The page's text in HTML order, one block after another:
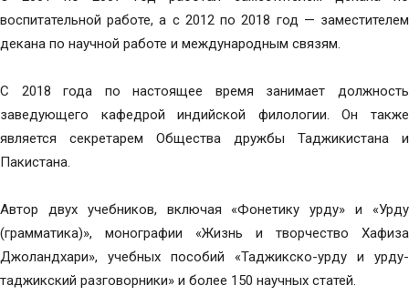
воспитательной работе, а с 2012 по 2018 год — заместителем
декана по научной работе и международным связям.
С 2018 года по настоящее время занимает должность
заведующего кафедрой индийской филологии. Он также
является секретарем Общества дружбы Таджикистана и
Пакистана.
Автор двух учебников, включая «Фонетику урду» и «Урду
(грамматика)», монографии «Жизнь и творчество Хафиза
Джоландхари», учебных пособий «Таджикско-урду и урду-
таджикский разговорники» и более 150 научных статей.